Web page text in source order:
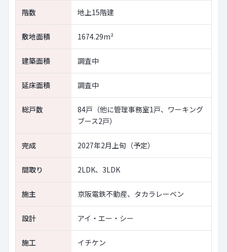
階数 地上15階建
敷地面積 1674.29m²
建築面積 調査中
延床面積 調査中
総戸数
84戸（他に管理事務室1戸、ワーキング
ブース2戸）
完成 2027年2月上旬（予定）
間取り 2LDK、3LDK
施主 京阪電鉄不動産、タカラレーベン
設計 アイ・エー・シー
施工 イチケン